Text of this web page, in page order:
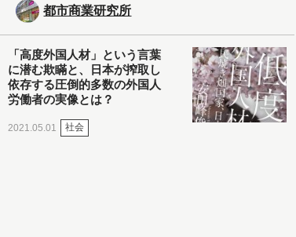
都市商業研究所
「高度外国人材」という言葉
に潜む欺瞞と、日本が搾取し
依存する圧倒的多数の外国人
労働者の実像とは？
2021.05.01 社会